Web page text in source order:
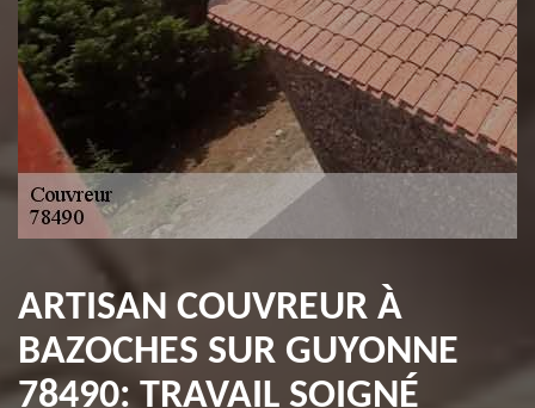
ARTISAN COUVREUR À
BAZOCHES SUR GUYONNE
78490: TRAVAIL SOIGNÉ